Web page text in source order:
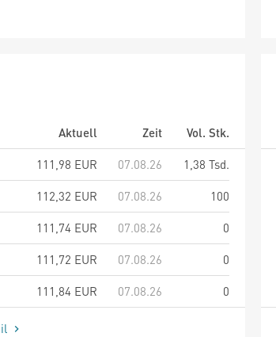
Aktuell Zeit
Vol. Stk.
111,98 EUR 07.08.26
1,38 Tsd.
112,32 EUR 07.08.26
100
111,74 EUR 07.08.26
0
111,72 EUR 07.08.26
0
111,84 EUR 07.08.26 0